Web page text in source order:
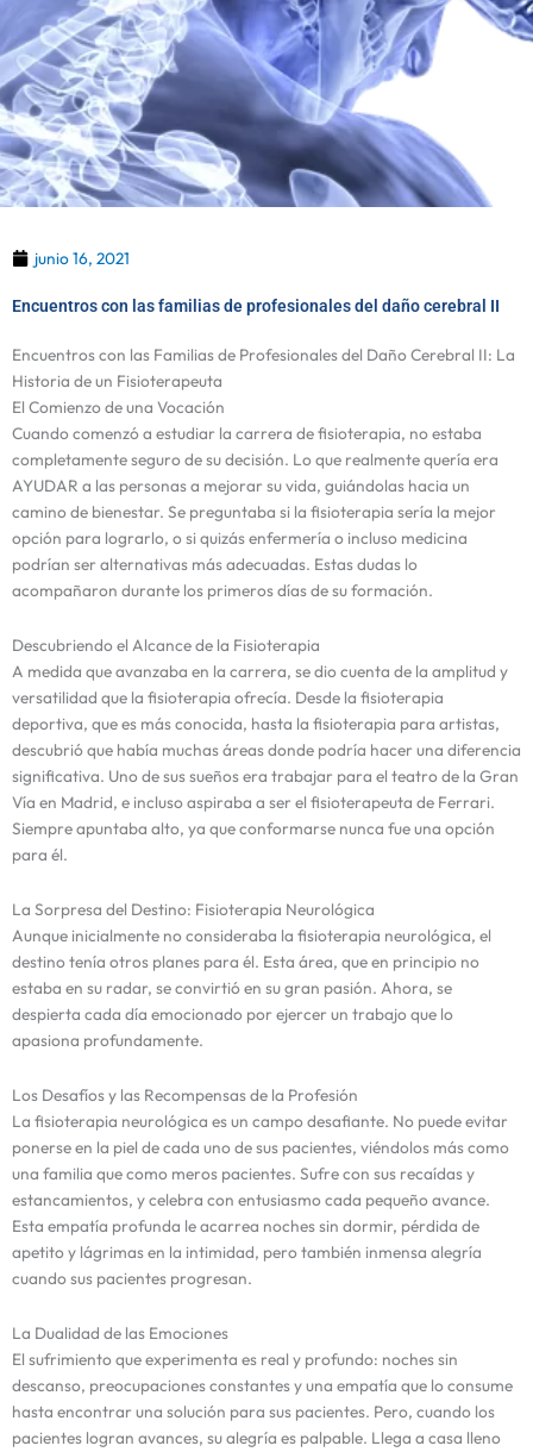
junio 16, 2021
Encuentros con las familias de profesionales del daño cerebral II
Encuentros con las Familias de Profesionales del Daño Cerebral II: La
Historia de un Fisioterapeuta
El Comienzo de una Vocación
Cuando comenzó a estudiar la carrera de fisioterapia, no estaba
completamente seguro de su decisión. Lo que realmente quería era
AYUDAR a las personas a mejorar su vida, guiándolas hacia un
camino de bienestar. Se preguntaba si la fisioterapia sería la mejor
opción para lograrlo, o si quizás enfermería o incluso medicina
podrían ser alternativas más adecuadas. Estas dudas lo
acompañaron durante los primeros días de su formación.
Descubriendo el Alcance de la Fisioterapia
A medida que avanzaba en la carrera, se dio cuenta de la amplitud y
versatilidad que la fisioterapia ofrecía. Desde la fisioterapia
deportiva, que es más conocida, hasta la fisioterapia para artistas,
descubrió que había muchas áreas donde podría hacer una diferencia
significativa. Uno de sus sueños era trabajar para el teatro de la Gran
Vía en Madrid, e incluso aspiraba a ser el fisioterapeuta de Ferrari.
Siempre apuntaba alto, ya que conformarse nunca fue una opción
para él.
La Sorpresa del Destino: Fisioterapia Neurológica
Aunque inicialmente no consideraba la fisioterapia neurológica, el
destino tenía otros planes para él. Esta área, que en principio no
estaba en su radar, se convirtió en su gran pasión. Ahora, se
despierta cada día emocionado por ejercer un trabajo que lo
apasiona profundamente.
Los Desafíos y las Recompensas de la Profesión
La fisioterapia neurológica es un campo desafiante. No puede evitar
ponerse en la piel de cada uno de sus pacientes, viéndolos más como
una familia que como meros pacientes. Sufre con sus recaídas y
estancamientos, y celebra con entusiasmo cada pequeño avance.
Esta empatía profunda le acarrea noches sin dormir, pérdida de
apetito y lágrimas en la intimidad, pero también inmensa alegría
cuando sus pacientes progresan.
La Dualidad de las Emociones
El sufrimiento que experimenta es real y profundo: noches sin
descanso, preocupaciones constantes y una empatía que lo consume
hasta encontrar una solución para sus pacientes. Pero, cuando los
pacientes logran avances, su alegría es palpable. Llega a casa lleno